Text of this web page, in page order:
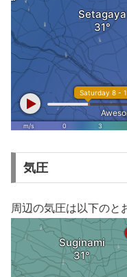
気圧
周辺の気圧は以下のと